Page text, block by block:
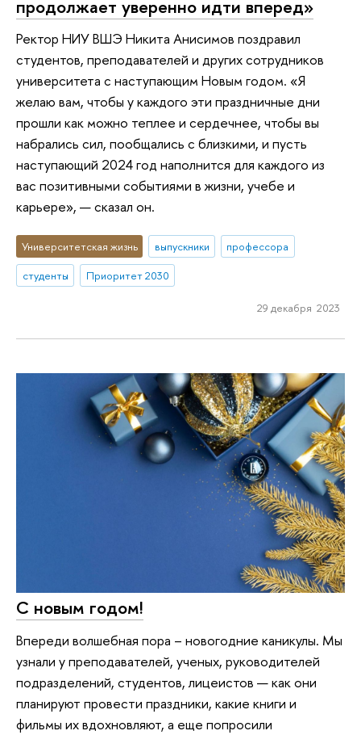
продолжает уверенно идти вперед»
Ректор НИУ ВШЭ Никита Анисимов поздравил
студентов, преподавателей и других сотрудников
университета с наступающим Новым годом. «Я
желаю вам, чтобы у каждого эти праздничные дни
прошли как можно теплее и сердечнее, чтобы вы
набрались сил, пообщались с близкими, и пусть
наступающий 2024 год наполнится для каждого из
вас позитивными событиями в жизни, учебе и
карьере», — сказал он.
Университетская жизнь выпускники
профессора
студенты
Приоритет 2030
29 декабря 2023
С новым годом!
Впереди волшебная пора – новогодние каникулы. Мы
узнали у преподавателей, ученых, руководителей
подразделений, студентов, лицеистов — как они
планируют провести праздники, какие книги и
фильмы их вдохновляют, а еще попросили